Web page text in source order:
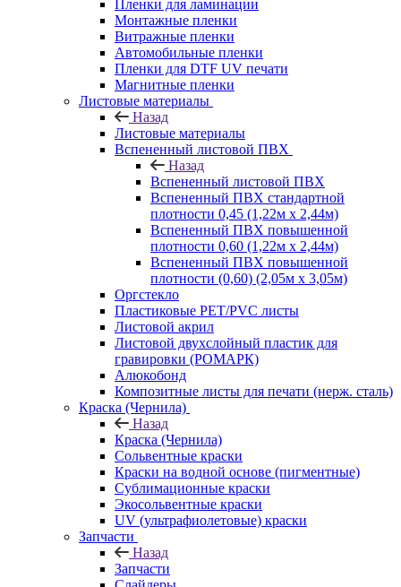
Пленки для ламинации
Монтажные пленки
Витражные пленки
Автомобильные пленки
Пленки для DTF UV печати
Магнитные пленки
Листовые материалы
Назад
Листовые материалы
Вспененный листовой ПВХ
Назад
Вспененный листовой ПВХ
Вспененный ПВХ стандартной
плотности 0,45 (1,22м х 2,44м)
Вспененный ПВХ повышенной
плотности 0,60 (1,22м х 2,44м)
Вспененный ПВХ повышенной
плотности (0,60) (2,05м х 3,05м)
Оргстекло
Пластиковые PET/PVC листы
Листовой акрил
Листовой двухслойный пластик для
гравировки (РОМАРК)
Алюкобонд
Композитные листы для печати (нерж. сталь)
Краска (Чернила)
Назад
Краска (Чернила)
Сольвентные краски
Краски на водной основе (пигментные)
Сублимационные краски
Экосольвентные краски
UV (ультрафиолетовые) краски
Запчасти
Назад
Запчасти